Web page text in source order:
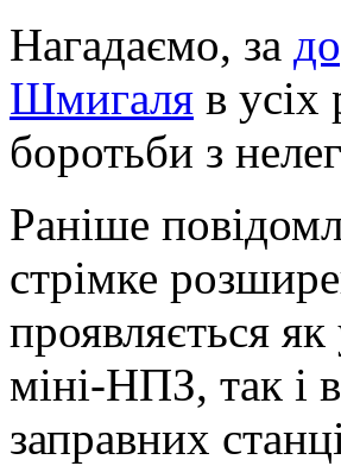
Нагадаємо, за
Шмигаля в усіх
боротьби з
Раніше
стрімке
проявляється
міні-НПЗ, так і
заправних